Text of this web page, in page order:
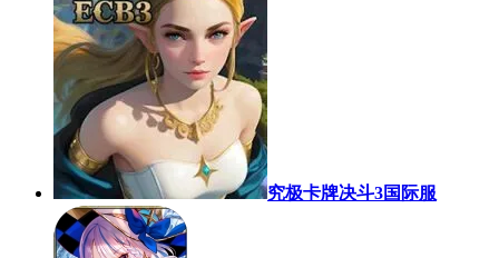
究极卡牌决斗3国际服